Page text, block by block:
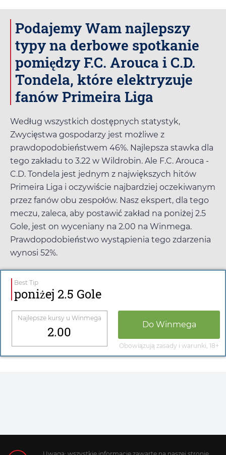
Podajemy Wam najlepszy
typy na derbowe spotkanie
pomiędzy F.C. Arouca i C.D.
Tondela, które elektryzuje
fanów Primeira Liga
Według wszystkich dostępnych statystyk,
Zwycięstwa gospodarzy jest możliwe z
prawdopodobieństwem 46%. Najlepsza stawka dla
tego zakładu to 3.22 w Wildrobin. Ale F.C. Arouca -
C.D. Tondela jest jednym z największych hitów
Primeira Liga i oczywiście najbardziej oczekiwanym
przez fanów obu zespołów. Nasz ekspert, dla tego
meczu, zaleca, aby postawić zakład na poniżej 2.5
Gole, jest on wyceniany na 2.00 na Winmega.
Prawdopodobieństwo wystąpienia tego zdarzenia
wynosi 52%.
Best Tip
poniżej 2.5 Gole
Najlepsze kursy u Winmega
2.00 Do Winmega
Obowiązują zasady i warunki, 18+